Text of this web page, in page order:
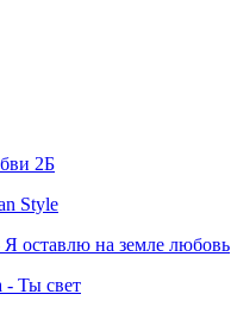
2Б
Style
оставлю на земле любовь
Ты свет